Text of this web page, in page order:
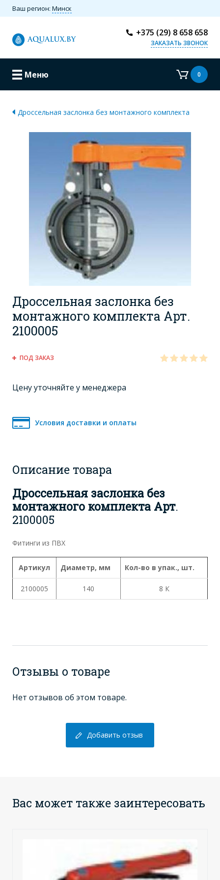
Ваш регион: Минск
+375 (29) 8 658 658
ЗАКАЗАТЬ ЗВОНОК
Меню 0
Дроссельная заслонка без монтажного комплекта
Дроссельная заслонка без
монтажного комплекта Арт.
2100005
ПОД ЗАКАЗ
Цену уточняйте у менеджера
Условия доставки и оплаты
Описание товара
Дроссельная заслонка без
монтажного комплекта Арт.
2100005
Фитинги из ПВХ
Артикул Диаметр, мм Кол-во в упак., шт.
2100005 140 8 К
Отзывы о товаре
Нет отзывов об этом товаре.
Добавить отзыв
Вас может также заинтересовать